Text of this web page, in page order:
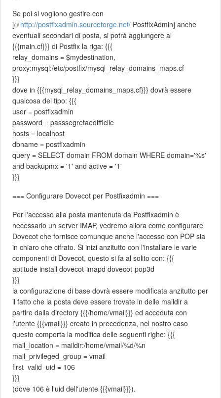
Se poi si vogliono gestire con
[
http://postfixadmin.sourceforge.net/ PostfixAdmin] anche
eventuali secondari di posta, si potrà aggiungere al
{{{main.cf}}} di Postfix la riga: {{{
relay_domains = $mydestination,
proxy:mysql:/etc/postfix/mysql_relay_domains_maps.cf
}}}
dove in {{{mysql_relay_domains_maps.cf}}} dovrà essere
qualcosa del tipo: {{{
user = postfixadmin
password = passsegretaedifficile
hosts = localhost
dbname = postfixadmin
query = SELECT domain FROM domain WHERE domain='%s'
and backupmx = '1' and active = '1'
}}}
=== Configurare Dovecot per Postfixadmin ===
Per l'accesso alla posta mantenuta da Postfixadmin è
necessario un server IMAP, vedremo allora come configurare
Dovecot che fornisce comunque anche l'accesso con POP sia
in chiaro che cifrato. Si inizi anzitutto con l'installare le varie
componenti di Dovecot, questo si fa al solito con: {{{
aptitude install dovecot-imapd dovecot-pop3d
}}}
la configurazione di base dovrà essere modificata anzitutto per
il fatto che la posta deve essere trovate in delle maildir a
partire dalla directory {{{/home/vmail}}} ed acceduta con
l'utente {{{vmail}}} creato in precedenza, nel nostro caso
questo comporta la modifica delle seguenti righe: {{{
mail_location = maildir:/home/vmail/%d/%n
mail_privileged_group = vmail
first_valid_uid = 106
}}}
(dove 106 è l'uid dell'utente {{{vmail}}}).